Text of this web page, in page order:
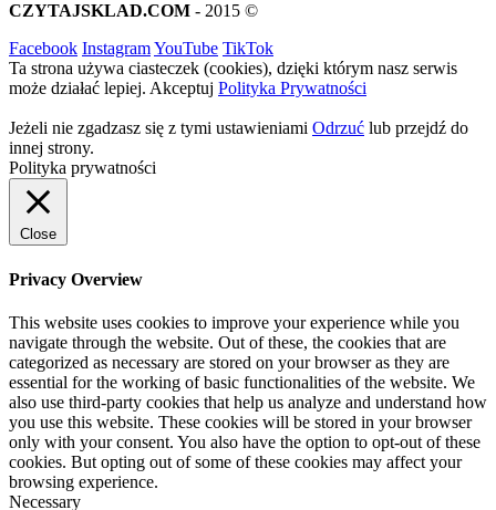
CZYTAJSKLAD.COM - 2015 ©
Facebook InstagramYouTube TikTok
Ta strona używa ciasteczek (cookies), dzięki którym nasz serwis
może działać lepiej. Akceptuj Polityka Prywatności
Jeżeli nie zgadzasz się z tymi ustawieniami Odrzuć lub przejdź do
innej strony.
Polityka prywatności
Close
Privacy Overview
This website uses cookies to improve your experience while you
navigate through the website. Out of these, the cookies that are
categorized as necessary are stored on your browser as they are
essential for the working of basic functionalities of the website. We
also use third-party cookies that help us analyze and understand how
you use this website. These cookies will be stored in your browser
only with your consent. You also have the option to opt-out of these
cookies. But opting out of some of these cookies may affect your
browsing experience.
Necessary